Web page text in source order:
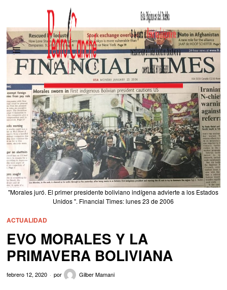
"Morales juró. El primer presidente boliviano indígena advierte a los Estados
Unidos ". Financial Times: lunes 23 de 2006
ACTUALIDAD
EVO MORALES Y LA
PRIMAVERA BOLIVIANA
febrero 12, 2020 por Gilber Mamani